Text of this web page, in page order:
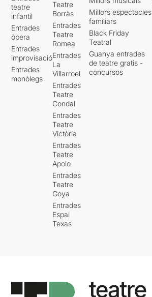
teatre
infantil
Entrades
òpera
Entrades
improvisació
Entrades
monòlegs
Teatre
Borràs
Entrades
Teatre
Romea
Entrades
La
Villarroel
Entrades
Teatre
Condal
Entrades
Teatre
Victòria
Entrades
Teatre
Apolo
Entrades
Teatre
Goya
Entrades
Espai
Texas
Millors espectacles
familiars
Black Friday
Teatral
Guanya entrades
de teatre gratis -
concursos